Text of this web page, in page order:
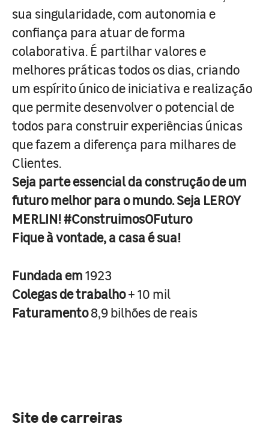
sua singularidade, com autonomia e
confiança para atuar de forma
colaborativa. É partilhar valores e
melhores práticas todos os dias, criando
um espírito único de iniciativa e realização
que permite desenvolver o potencial de
todos para construir experiências únicas
que fazem a diferença para milhares de
Clientes.
Seja parte essencial da construção de um
futuro melhor para o mundo. Seja LEROY
MERLIN! #ConstruimosOFuturo
Fique à vontade, a casa é sua!
Fundada em1923
Colegas de trabalho+ 10 mil
Faturamento8,9 bilhões de reais
Site de carreiras